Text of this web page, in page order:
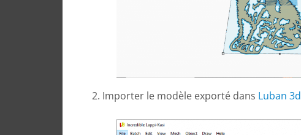
2. Importer le modèle exporté dans Luban 3d